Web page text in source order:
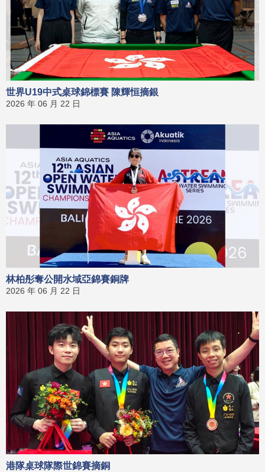
世界U19中式桌球錦標賽 陳輝恒摘銀
2026 年 06 月 22 日
林柏彤奪公開水域亞錦賽銅牌
2026 年 06 月 22 日
港隊桌球隊際世錦賽摘銅